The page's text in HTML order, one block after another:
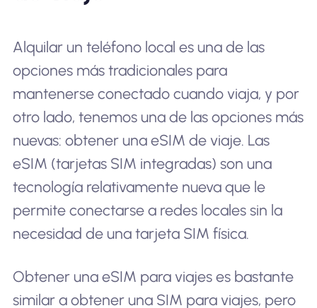
Alquilar un teléfono local es una de las
opciones más tradicionales para
mantenerse conectado cuando viaja, y por
otro lado, tenemos una de las opciones más
nuevas: obtener una eSIM de viaje. Las
eSIM (tarjetas SIM integradas) son una
tecnología relativamente nueva que le
permite conectarse a redes locales sin la
necesidad de una tarjeta SIM física.
Obtener una eSIM para viajes es bastante
similar a obtener una SIM para viajes, pero